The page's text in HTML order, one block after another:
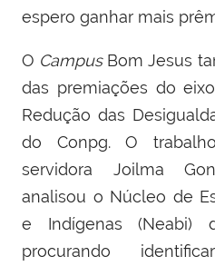
espero ganhar mais
O CampusBom Jesus
das premiações do
Redução das
do Conpg. O
servidora Joilma
analisou o Núcleo de
e Indígenas (Neabi)
procurando